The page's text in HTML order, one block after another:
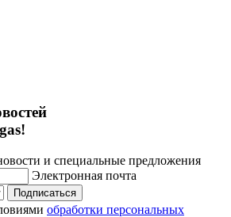
и специальные предложения
Электронная почта
Подписаться
обработки персональных